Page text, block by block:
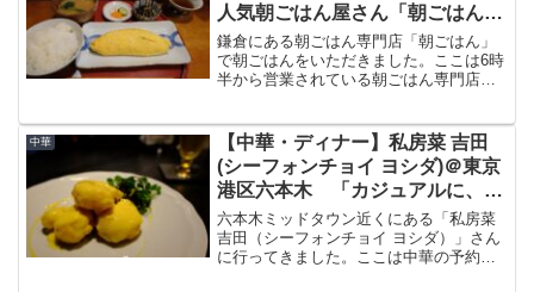
人気朝ごはん屋さん「朝ごはん」
で美味しいしらすオムレツをいた
だく
鎌倉にある朝ごはん専門店「朝ごはん」
で朝ごはんをいただきました。ここは6時
半から営業されている朝ごはん専門店
な「朝ごはん」でいただいた朝ごはんに
ついてブログで紹介したい...
中華
【中華・ディナー】私房菜 吉田
(シーフォンチョイ ヨシダ)＠東京
港区六本木 「カジュアルに、最
高峰に」気軽に楽しめる最高の中
華
六本木ミッドタウン近くにある「私房菜
吉田（シーフォンチョイ ヨシダ）」さん
に行ってきました。ここは中華の予約困